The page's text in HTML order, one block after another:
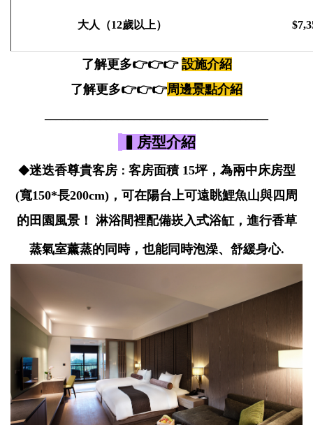
大人（12歲以上）
了解更多👉👉👉 設施介紹
了解更多👉👉👉周邊景點介紹
▍房型介紹
◆迷迭香尊貴客房： 客房面積 15坪，為兩中床房型
(寬150*長200cm)，可在陽台上可遠眺鯉魚山與四周
的田園風景！ 淋浴間裡配備崁入式浴缸，進行香草
蒸氣室薰蒸的同時，也能同時泡澡、舒緩身心.